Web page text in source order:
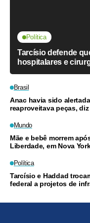
Política
Tarcísio defende
hospitalares e
Brasil
Anac havia sido
reaproveitava peças, diz
Mundo
Mãe e bebê morrem
Liberdade, em Nova
Política
Tarcísio e Haddad
federal a projetos de